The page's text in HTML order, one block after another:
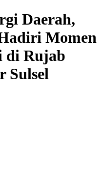
Daerah,
Momen
di Rujab
Sulsel